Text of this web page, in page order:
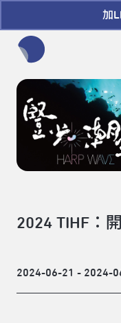
加
2024 TIHF：
2024-06-21 - 2024-